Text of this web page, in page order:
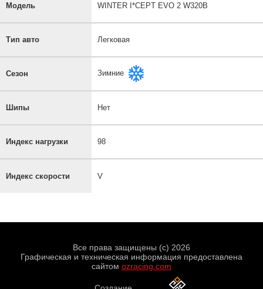
Модель WINTER I*CEPT EVO 2 W320B
Тип авто Легковая
Сезон Зимние
Шипы Нет
Индекс нагрузки 98
Индекс скорости V
Все права защищены (с) 2026
Графическая и техническая информация предоставлена
сайтом ozracing.com